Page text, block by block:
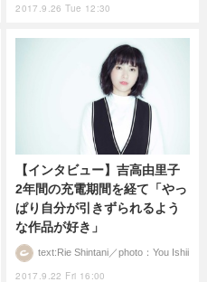
2017.9.26 Tue 12:30
【インタビュー】吉高由里子
2年間の充電期間を経て「やっ
ぱり自分が引きずられるよう
な作品が好き」
2017.9.22 Fri 16:00
text:Rie Shintani／photo：You Ishii